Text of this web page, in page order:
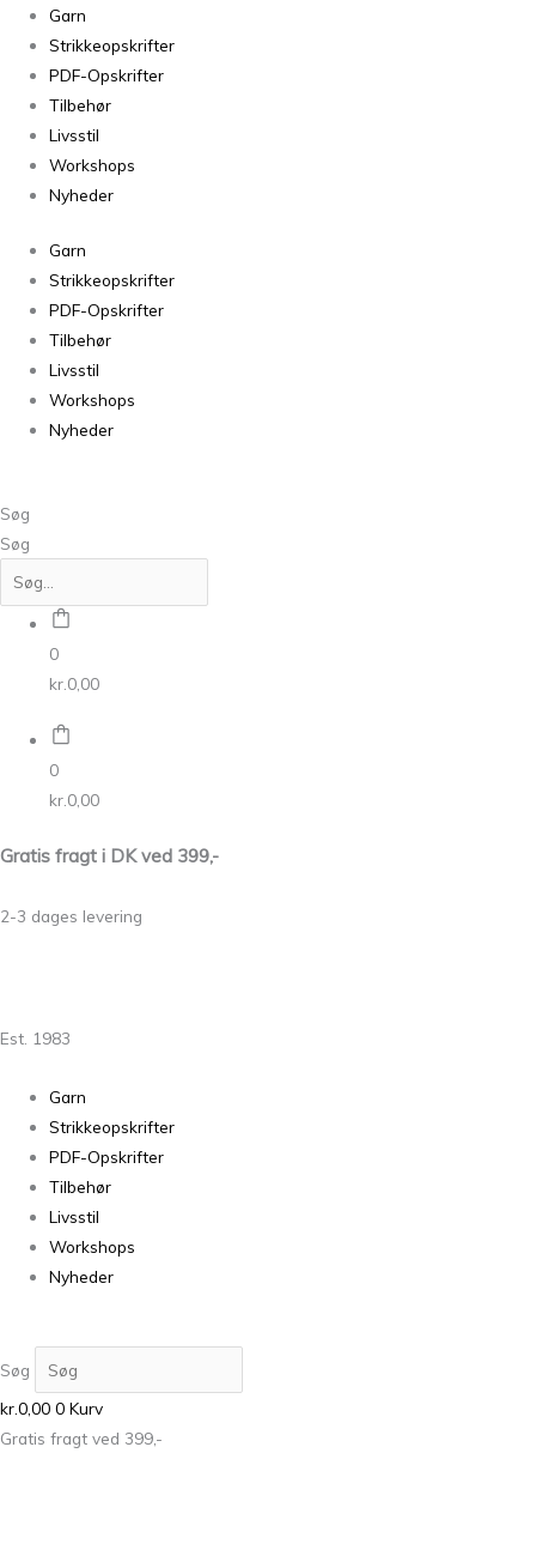
Garn
Strikkeopskrifter
PDF-Opskrifter
Tilbehør
Livsstil
Workshops
Nyheder
Garn
Strikkeopskrifter
PDF-Opskrifter
Tilbehør
Livsstil
Workshops
Nyheder
Søg
Søg
0
kr. 0,00
0
kr. 0,00
Gratis fragt i DK ved 399,-
2-3 dages levering
Est. 1983
Garn
Strikkeopskrifter
PDF-Opskrifter
Tilbehør
Livsstil
Workshops
Nyheder
Søg
kr.0,00 0 Kurv
Gratis fragt ved 399,-
Fungus
sjaljakke
antal